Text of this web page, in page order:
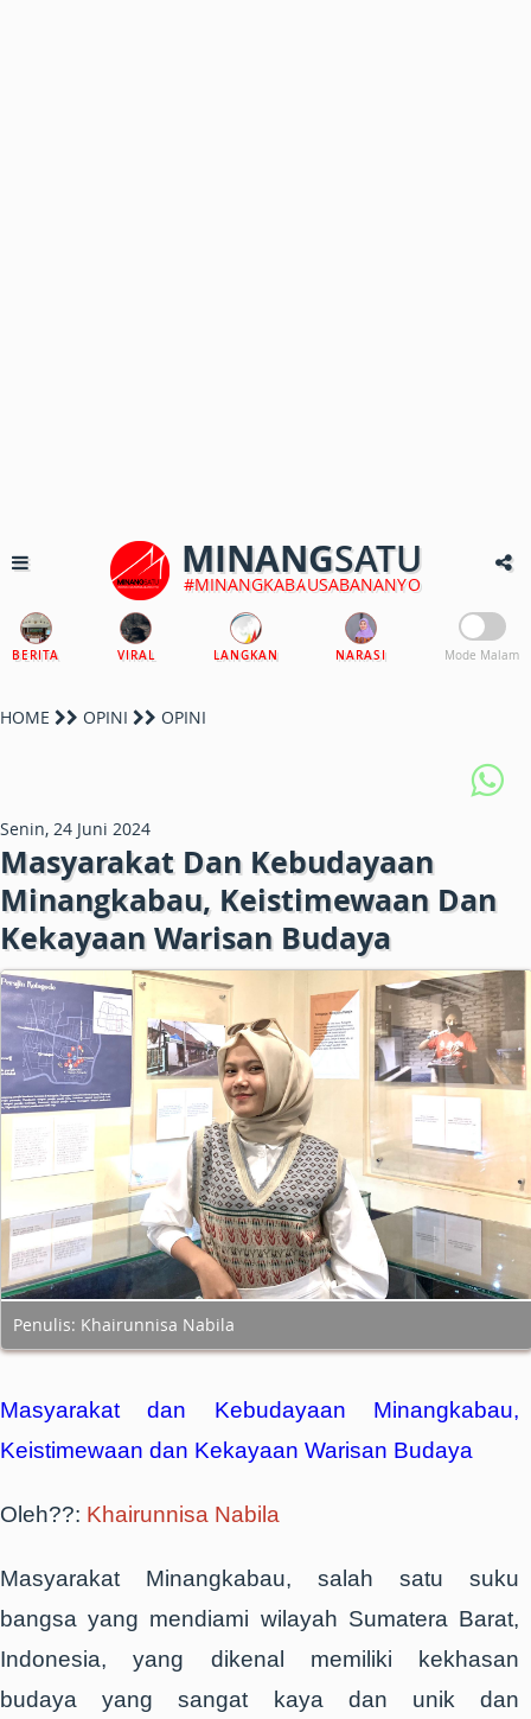
MINANGSATU
#MINANGKABAUSABANANYO
BERITA VIRAL LANGKAN NARASI Mode Malam
HOME OPINI OPINI
Senin, 24 Juni 2024
Masyarakat Dan Kebudayaan
Minangkabau, Keistimewaan Dan
Kekayaan Warisan Budaya
Penulis: Khairunnisa Nabila
Masyarakat dan Kebudayaan Minangkabau,
Keistimewaan dan Kekayaan Warisan Budaya
Oleh??: Khairunnisa Nabila
Masyarakat Minangkabau, salah satu suku
bangsa yang mendiami wilayah Sumatera Barat,
Indonesia, yang dikenal memiliki kekhasan
budaya yang sangat kaya dan unik dan